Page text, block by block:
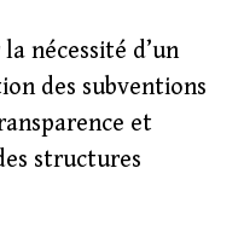
nécessité d’un
des subventions
et
structures